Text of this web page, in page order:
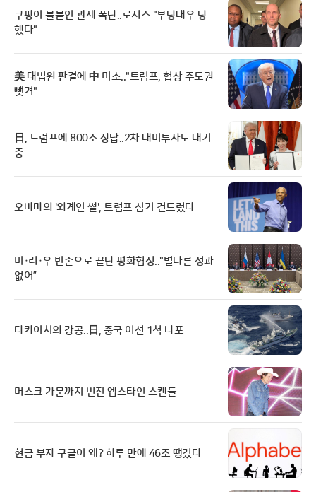
쿠팡이 불붙인 관세 폭탄..로저스 "부당대우 당
했다"
美 대법원 판결에 中 미소.."트럼프, 협상 주도권
뺏겨"
日, 트럼프에 800조 상납..2차 대미투자도 대기
중
오바마의 '외계인 썰', 트럼프 심기 건드렸다
미·러·우 빈손으로 끝난 평화협정.."별다른 성과
없어”
다카이치의 강공..日, 중국 어선 1척 나포
머스크 가문까지 번진 엡스타인 스캔들
현금 부자 구글이 왜? 하루 만에 46조 땡겼다